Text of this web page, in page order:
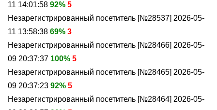
11 14:01:58 92% 5
Незарегистрированный посетитель [№28537] 2026-05-
11 13:58:38 69% 3
Незарегистрированный посетитель [№28466] 2026-05-
09 20:37:37 100% 5
Незарегистрированный посетитель [№28465] 2026-05-
09 20:37:23 92% 5
Незарегистрированный посетитель [№28464] 2026-05-